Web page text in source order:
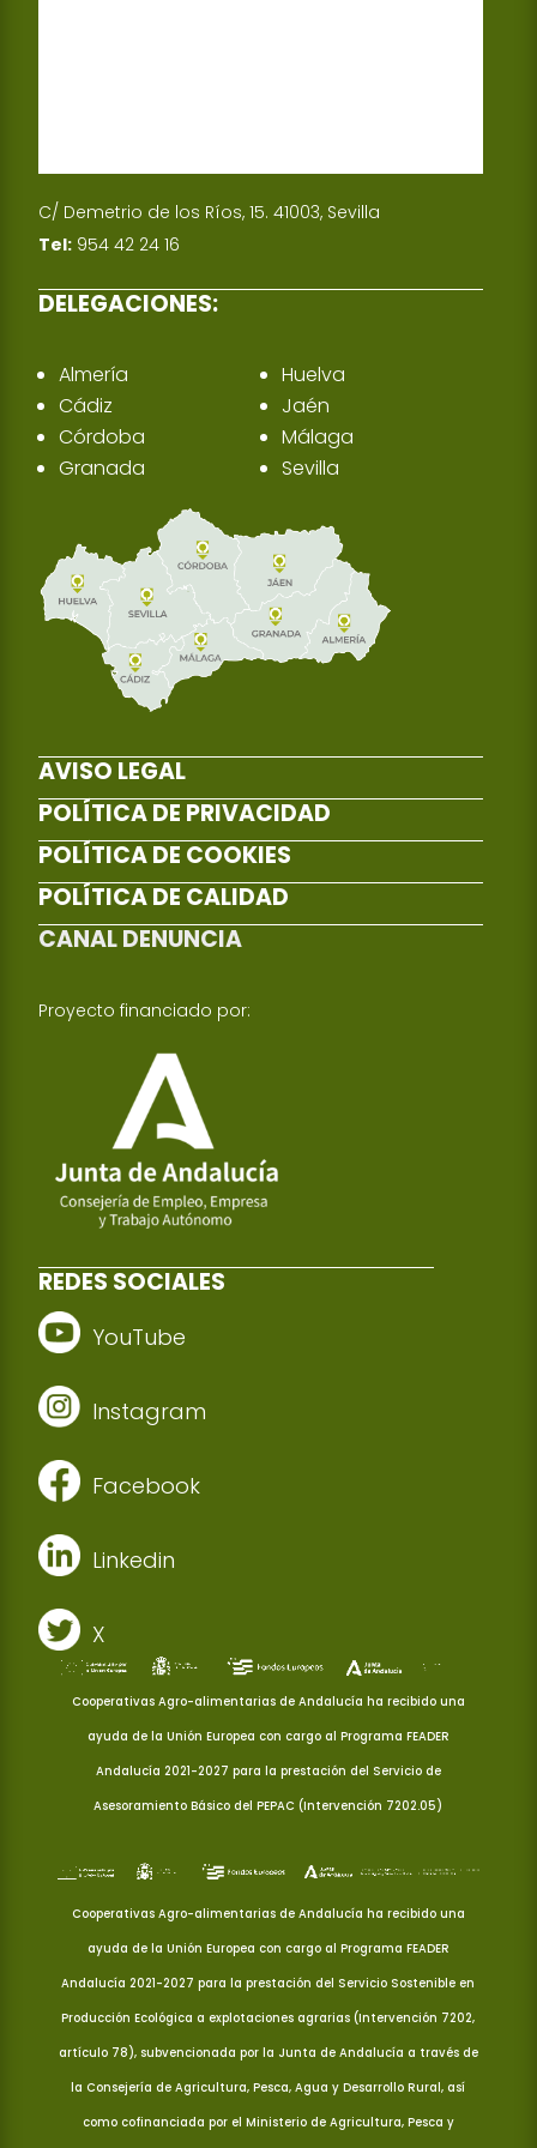
C/ Demetrio de los Ríos, 15. 41003, Sevilla
Tel: 954 42 24 16
DELEGACIONES:
Almería
Cádiz
Córdoba
Granada
Huelva
Jaén
Málaga
Sevilla
AVISO LEGAL
POLÍTICA DE PRIVACIDAD
POLÍTICA DE COOKIES
POLÍTICA DE CALIDAD
CANAL DENUNCIA
Proyecto financiado por:
REDES SOCIALES
YouTube
Instagram
Facebook
Linkedin
X
Cooperativas Agro-alimentarias de Andalucía ha recibido una
ayuda de la Unión Europea con cargo al Programa FEADER
Andalucía 2021-2027 para la prestación del Servicio de
Asesoramiento Básico del PEPAC (Intervención 7202.05)
Cooperativas Agro-alimentarias de Andalucía ha recibido una
ayuda de la Unión Europea con cargo al Programa FEADER
Andalucía 2021-2027 para la prestación del Servicio Sostenible en
Producción Ecológica a explotaciones agrarias (Intervención 7202,
artículo 78), subvencionada por la Junta de Andalucía a través de
la Consejería de Agricultura, Pesca, Agua y Desarrollo Rural, así
como cofinanciada por el Ministerio de Agricultura, Pesca y